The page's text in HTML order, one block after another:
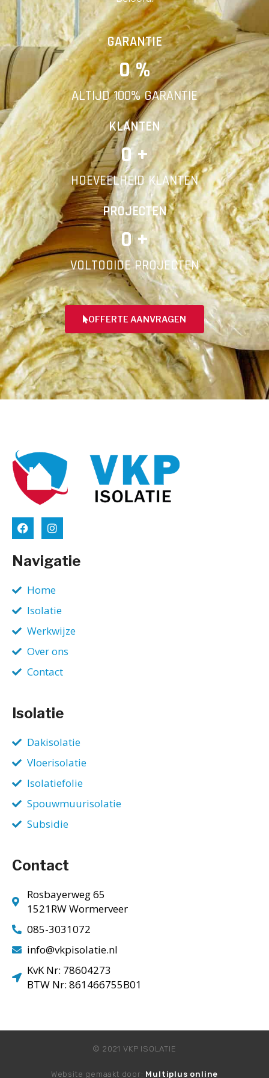
Vorige Volgende
Achternaam
E-mail
Telefoonnummer
Vorige
GARANTIE
0 %
ALTIJD 100% GARANTIE
KLANTEN
0 +
HOEVEELHEID KLANTEN
PROJECTEN
0 +
VOLTOOIDE PROJECTEN
OFFERTE AANVRAGEN
Navigatie
Home
Isolatie
Werkwijze
Over ons
Contact
Isolatie
Dakisolatie
Vloerisolatie
Isolatiefolie
Spouwmuurisolatie
Subsidie
Contact
Rosbayerweg 65
1521RW Wormerveer
085-3031072
info@vkpisolatie.nl
KvK Nr: 78604273
BTW Nr: 861466755B01
© 2021 VKP ISOLATIE
Website gemaakt door: Multiplus online